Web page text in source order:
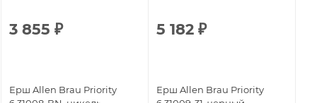
3 855 ₽
Ерш Allen Brau Priority
5 182 ₽
Ерш Allen Brau Priority